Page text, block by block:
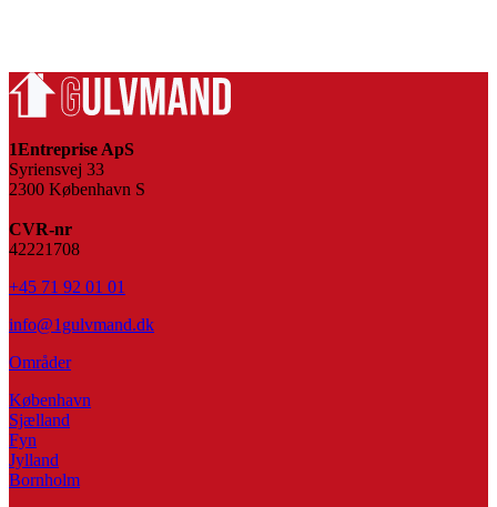
1Entreprise ApS
Syriensvej 33
2300 København S
CVR-nr
42221708
+45 71 92 01 01
info@1gulvmand.dk
Områder
København
Sjælland
Fyn
Jylland
Bornholm